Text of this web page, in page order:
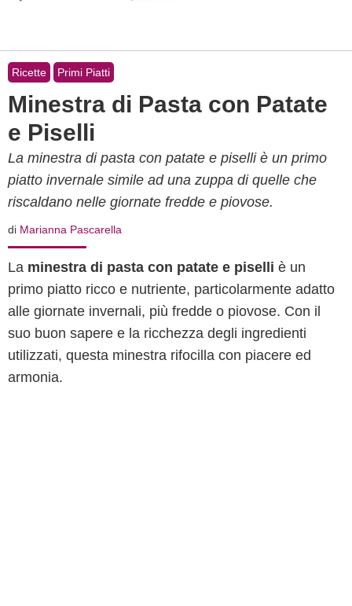
Ricette Primi Piatti
Minestra di Pasta con Patate
e Piselli
La minestra di pasta con patate e piselli è un primo
piatto invernale simile ad una zuppa di quelle che
riscaldano nelle giornate fredde e piovose.
di Marianna Pascarella
La minestra di pasta con patate e piselli è un
primo piatto ricco e nutriente, particolarmente adatto
alle giornate invernali, più fredde o piovose. Con il
suo buon sapere e la ricchezza degli ingredienti
utilizzati, questa minestra rifocilla con piacere ed
armonia.